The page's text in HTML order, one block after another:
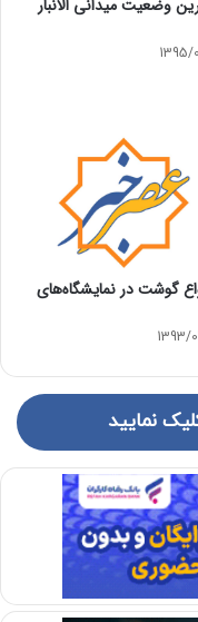
وضعیت میدانی الانبار
1395/
گوشت در نمایشگاه‌های
1393/
نمایید